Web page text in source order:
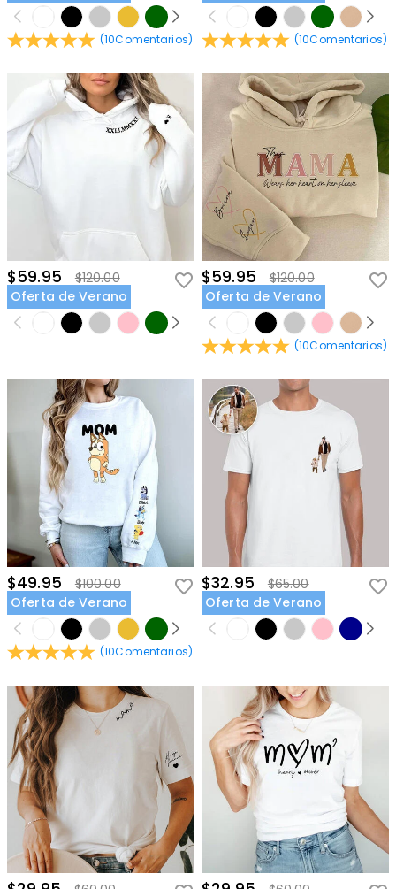
(10Comentarios) (10Comentarios)
$59.95
$120.00
Oferta de Verano
$59.95
$120.00
Oferta de Verano
(10Comentarios)
$49.95
$100.00
Oferta de Verano
(10Comentarios)
$32.95
$65.00
Oferta de Verano